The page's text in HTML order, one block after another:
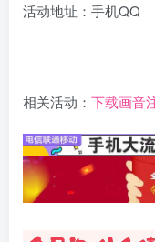
活动地址：手机QQ
相关活动： 下载画音